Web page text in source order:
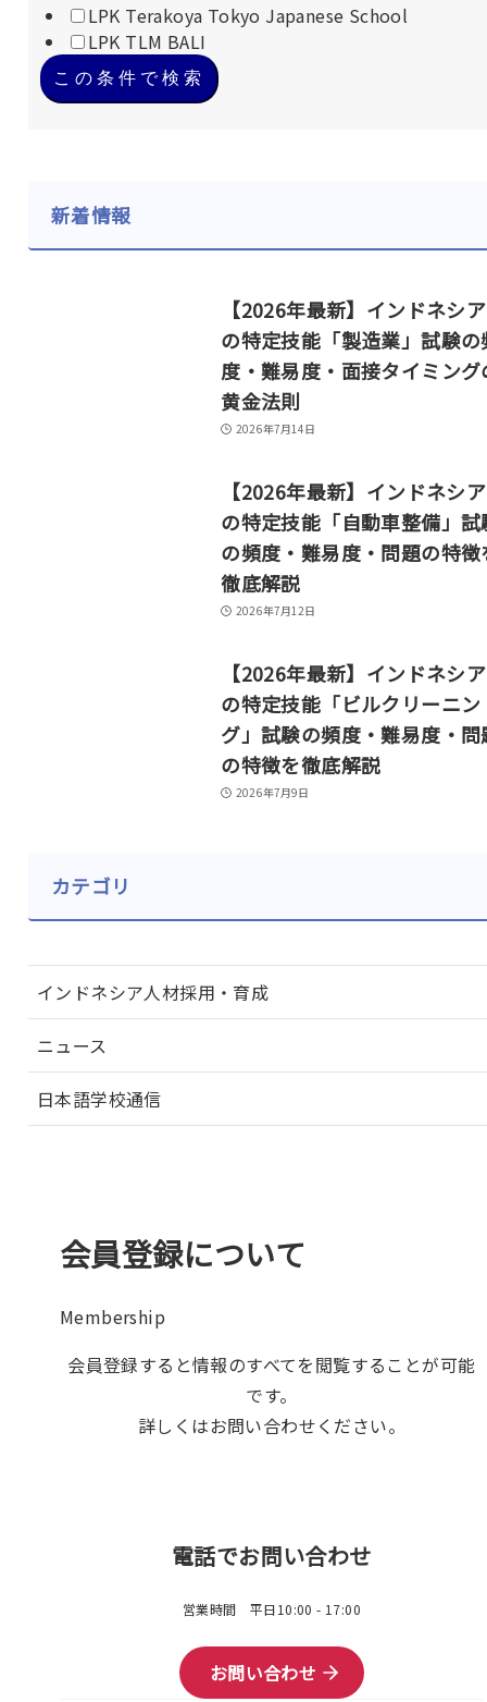
LPK Terakoya Tokyo Japanese School
LPK TLM BALI
この条件で検索
新着情報
【2026年最新】インドネシ
の特定技能「製造業」試験の
度・難易度・面接タイミング
黄金法則
2026年7月14日
【2026年最新】インドネシ
の特定技能「自動車整備」試
の頻度・難易度・問題の特徴
徹底解説
2026年7月12日
【2026年最新】インドネシ
の特定技能「ビルクリーニン
グ」試験の頻度・難易度・問
の特徴を徹底解説
2026年7月9日
カテゴリ
インドネシア人材採用・育成
ニュース
日本語学校通信
会員登録について
Membership
会員登録すると情報のすべてを閲覧することが可能
です。
詳しくはお問い合わせください。
電話でお問い合わせ
営業時間 平日10:00 - 17:00
お問い合わせ